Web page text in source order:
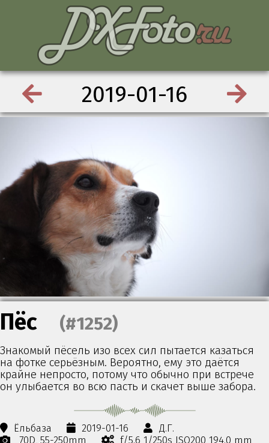
2019-01-16
Пёс (#1252)
Знакомый пёсель изо всех сил пытается казаться
на фотке серьёзным. Вероятно, ему это даётся
крайне непросто, потому что обычно при встрече
он улыбается во всю пасть и скачет выше забора.
Ёльбаза 2019-01-16
Д.Г.
70D 55-250mm
f/5.6 1/250s ISO200 194.0 mm